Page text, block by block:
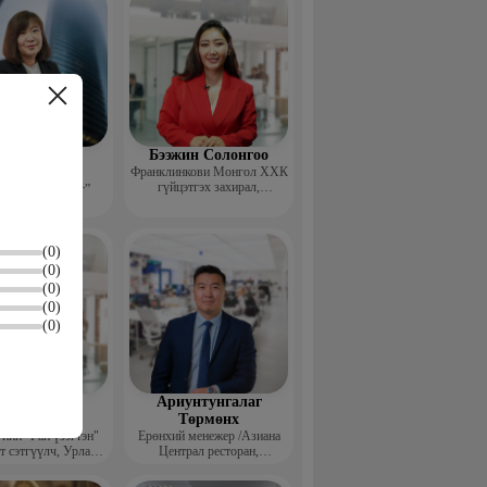
(0)
(0)
(0)
(0)
(0)
анд консалтинг”
Бээжин Солонгоо
Франклинкови Монгол ХХК
гүйцэтгэх захирал,
"Ган үзэгтэн"
сэтгүүлч, Урлаг
Ариунтунгалаг
Төрмөнх
Ерөнхий менежер /Азиана
Централ ресторан,
катеринг ХХК/